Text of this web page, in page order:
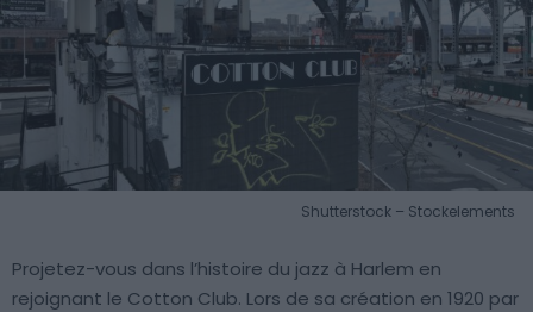
Shutterstock – Stockelements
Projetez-vous dans l’histoire du jazz à Harlem en
rejoignant le Cotton Club. Lors de sa création en 1920 par